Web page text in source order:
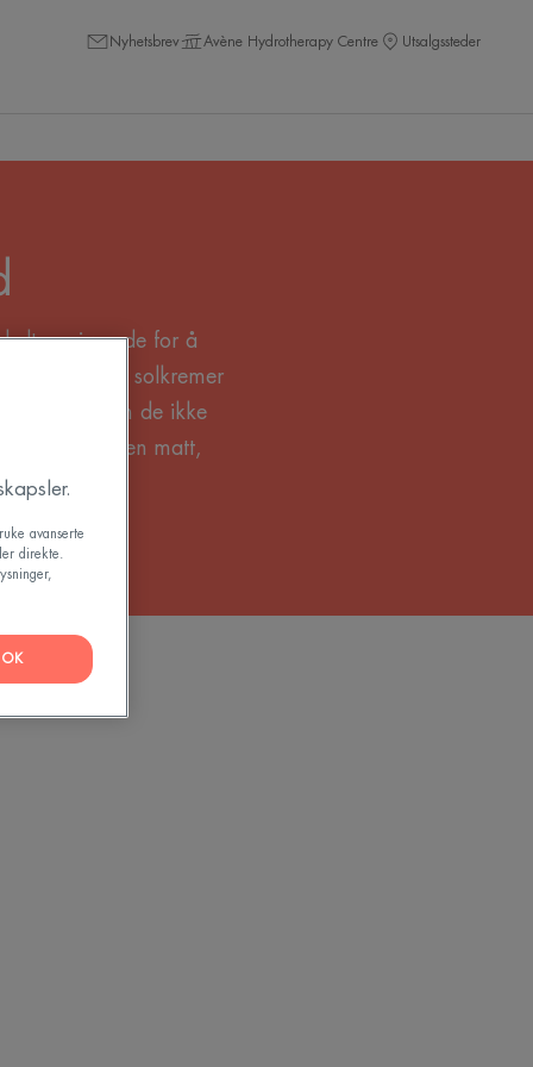
Nyhetsbrev Avène Hydrotherapy Centre Utsalgssteder
avgjørende for å
Våre solkremer
som de ikke
etterlater en matt,
hud.
avanserte
direkte.
OK